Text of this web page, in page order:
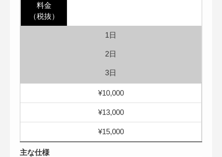
料金
（税抜）
1日
2日
3日
¥10,000
¥13,000
¥15,000
主な仕様